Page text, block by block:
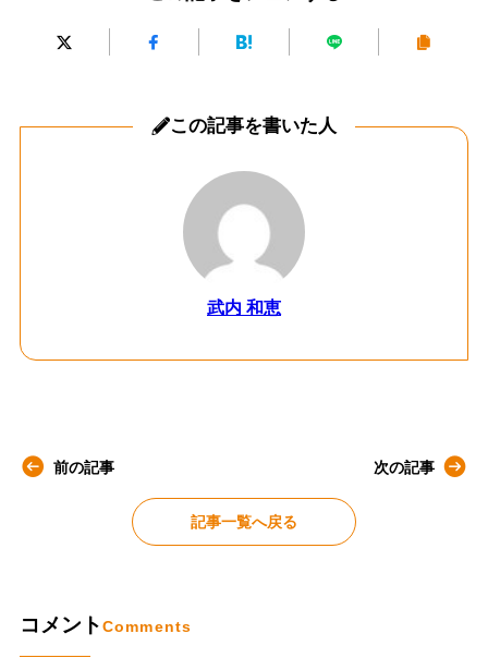
この記事を書いた人
武内 和恵
前の記事
記事一覧へ戻る
次の記事
コメントComments